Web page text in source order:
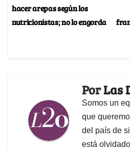
hacer arepas según los
nutricionistas; no lo engorda
PorLas
Somos un
que
del país de
está